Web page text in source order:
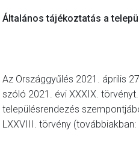
Általános tájékoztatás a
Az Országgyűlés 2021. április
szóló 2021. évi XXXIX.
településrendezés
LXXVIII. törvény (továbbiakban: